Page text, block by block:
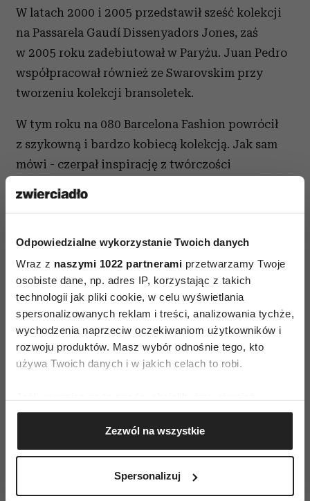
Odpowiedzialne wykorzystanie Twoich danych
Wraz z naszymi 1022 partnerami przetwarzamy Twoje
osobiste dane, np. adres IP, korzystając z takich
technologii jak pliki cookie, w celu wyświetlania
spersonalizowanych reklam i treści, analizowania tychże,
wychodzenia naprzeciw oczekiwaniom użytkowników i
rozwoju produktów. Masz wybór odnośnie tego, kto
używa Twoich danych i w jakich celach to robi.
Gromadzić dane dotyczące Twojej lokalizacji
geograficznej z dokładnością nawet do kilku metrów
Identyfikować Twoje urządzenie, aktywnie
(fingerprinting, czyli wirtualny odcisk palca)
Zezwól na wszystkie
Spersonalizuj
W latach 2000 i 2005 przedstawił sześć kolekcji
na Passarela Gaudí Dissenyadors Jones, zaś
w 2005 roku zadebiutował w Paryżu. Juan Pedro
współpracował również ze Swarovskim przy
tworzeniu kolekcji bransoletek.
W tym roku na 080 Barcelona Fashion powrócił
z szykowną i bardzo kobiecą kolekcją. Jak sam
mówi - czerpał inspirację z twórczości
i różów.
Alexis Reyna